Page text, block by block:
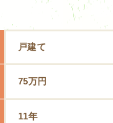
戸建て
75万円
11年